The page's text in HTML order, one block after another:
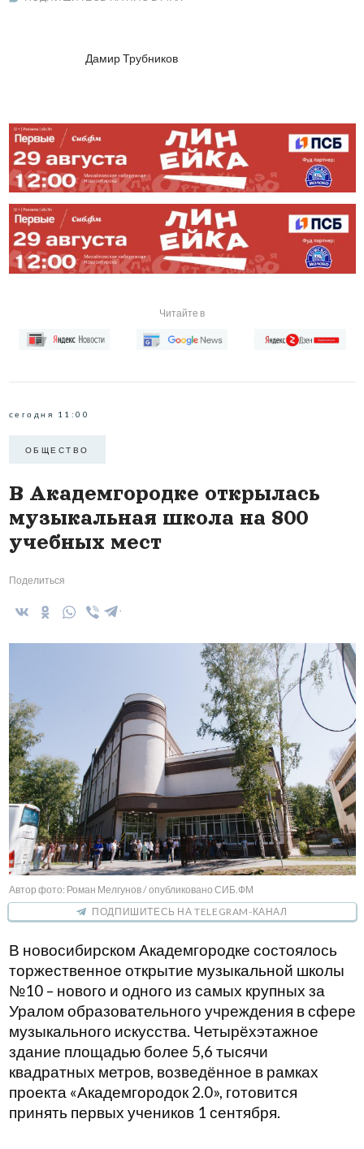
Дамир Трубников
Читайте в
сегодня 11:00
ОБЩЕСТВО
В Академгородке открылась
музыкальная школа на 800
учебных мест
Поделиться
Автор фото: Роман Мелгунов / опубликовано СИБ.ФМ
ПОДПИШИТЕСЬ НА TELEGRAM-КАНАЛ
В новосибирском Академгородке состоялось
торжественное открытие музыкальной школы
№10 – нового и одного из самых крупных за
Уралом образовательного учреждения в сфере
музыкального искусства. Четырёхэтажное
здание площадью более 5,6 тысячи
квадратных метров, возведённое в рамках
проекта «Академгородок 2.0», готовится
принять первых учеников 1 сентября.